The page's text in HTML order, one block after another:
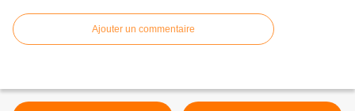
Ajouter un commentaire